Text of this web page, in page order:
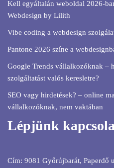
Kell egyáltalán weboldal 2026-
Webdesign by Lilith
Vibe coding a webdesign
Pantone 2026 színe a
Google Trends vállalkozóknak –
szolgáltatást valós keresletre?
SEO vagy hirdetések? – online
vállalkozóknak, nem vaktában
Lépjünk
Cím: 9081 Győrújbarát, Paperdő